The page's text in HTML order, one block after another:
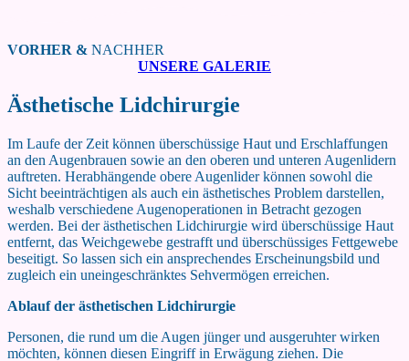
VORHER & NACHHER
UNSERE GALERIE
Ästhetische Lidchirurgie
Im Laufe der Zeit können überschüssige Haut und Erschlaffungen
an den Augenbrauen sowie an den oberen und unteren Augenlidern
auftreten. Herabhängende obere Augenlider können sowohl die
Sicht beeinträchtigen als auch ein ästhetisches Problem darstellen,
weshalb verschiedene Augenoperationen in Betracht gezogen
werden. Bei der ästhetischen Lidchirurgie wird überschüssige Haut
entfernt, das Weichgewebe gestrafft und überschüssiges Fettgewebe
beseitigt. So lassen sich ein ansprechendes Erscheinungsbild und
zugleich ein uneingeschränktes Sehvermögen erreichen.
Ablauf der ästhetischen Lidchirurgie
Personen, die rund um die Augen jünger und ausgeruhter wirken
möchten, können diesen Eingriff in Erwägung ziehen. Die